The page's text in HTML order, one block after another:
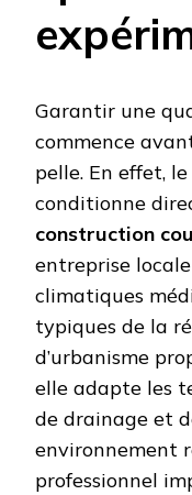
Garantir une
commence
pelle. En effet,
conditionne
construction
entreprise
climatiques
typiques de la
d’urbanisme
elle adapte les
de drainage et
environnement
professionnel